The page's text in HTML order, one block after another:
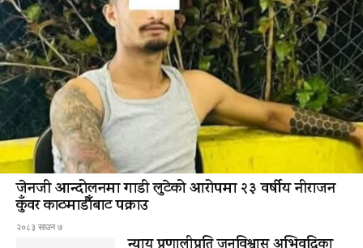
जेनजी आन्दोलनमा गाडी लुटेको आरोपमा २३ वर्षीय नीराजन
कुँवर काठमाडौँबाट पक्राउ
२०८३ साउन ७